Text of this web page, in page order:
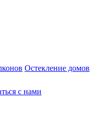
Остекление домов
с нами